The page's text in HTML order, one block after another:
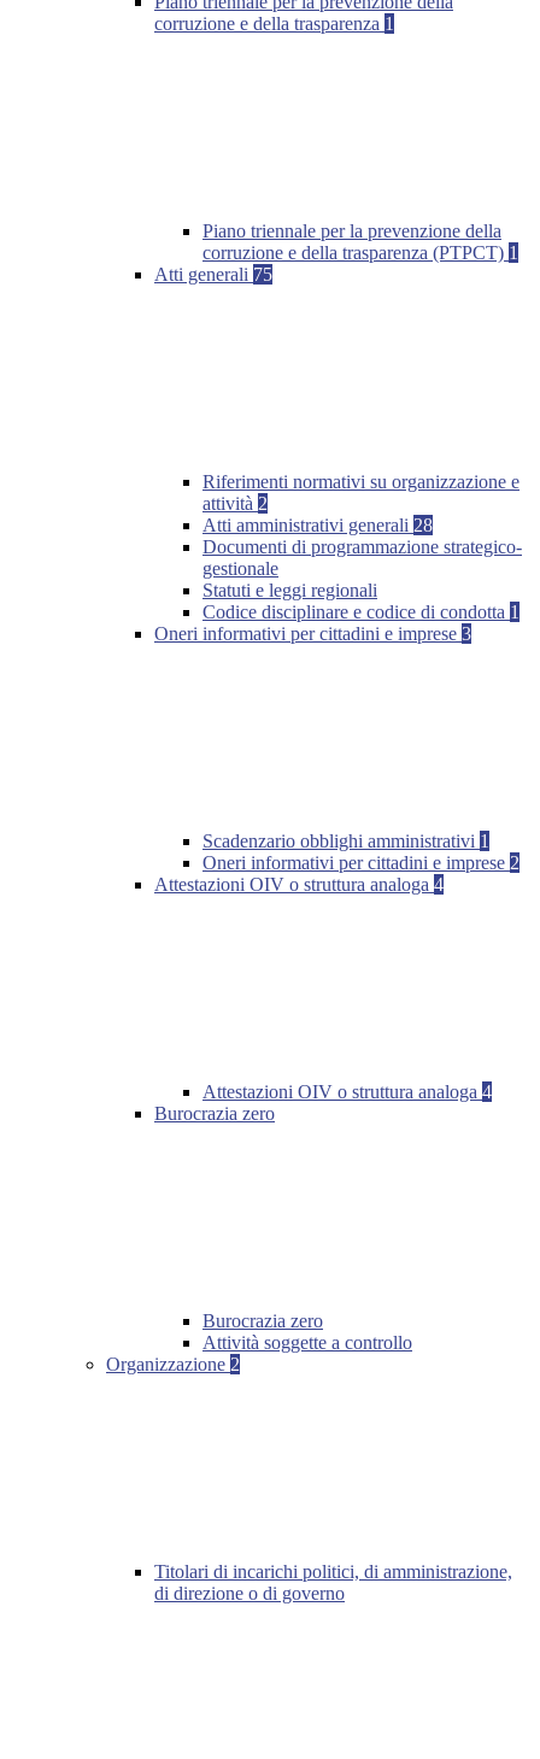
corruzione e della trasparenza 1
Piano triennale per la prevenzione della
corruzione e della trasparenza (PTPCT) 1
Atti generali 75
Riferimenti normativi su organizzazione e
attività 2
Atti amministrativi generali 28
Documenti di programmazione strategico-
gestionale
Statuti e leggi regionali
Codice disciplinare e codice di condotta 1
Oneri informativi per cittadini e imprese 3
Scadenzario obblighi amministrativi 1
Oneri informativi per cittadini e imprese 2
Attestazioni OIV o struttura analoga 4
Attestazioni OIV o struttura analoga 4
Burocrazia zero
Burocrazia zero
Attività soggette a controllo
Organizzazione 2
Titolari di incarichi politici, di amministrazione,
di direzione o di governo